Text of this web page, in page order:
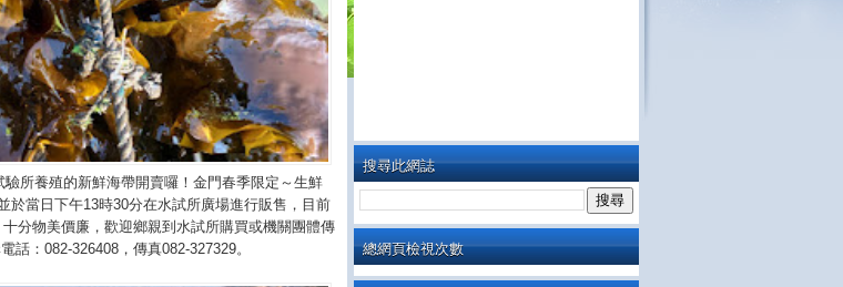
搜尋此網誌
總網頁檢視次數
驗所養殖的新鮮海帶開賣囉！金門春季限定～生鮮
於當日下午13時30分在水試所廣場進行販售，目前
分物美價廉，歡迎鄉親到水試所購買或機關團體傳
話：082-326408，傳真082-327329。